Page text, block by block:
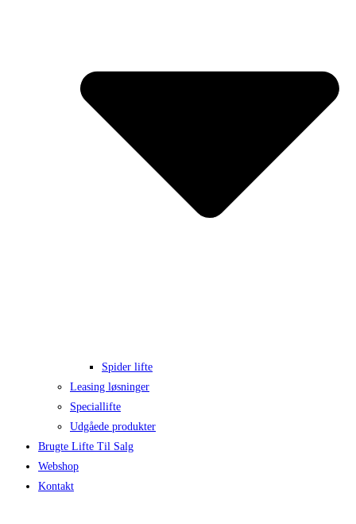
Spider lifte
Leasing løsninger
Speciallifte
Udgåede produkter
Brugte Lifte Til Salg
Webshop
Kontakt